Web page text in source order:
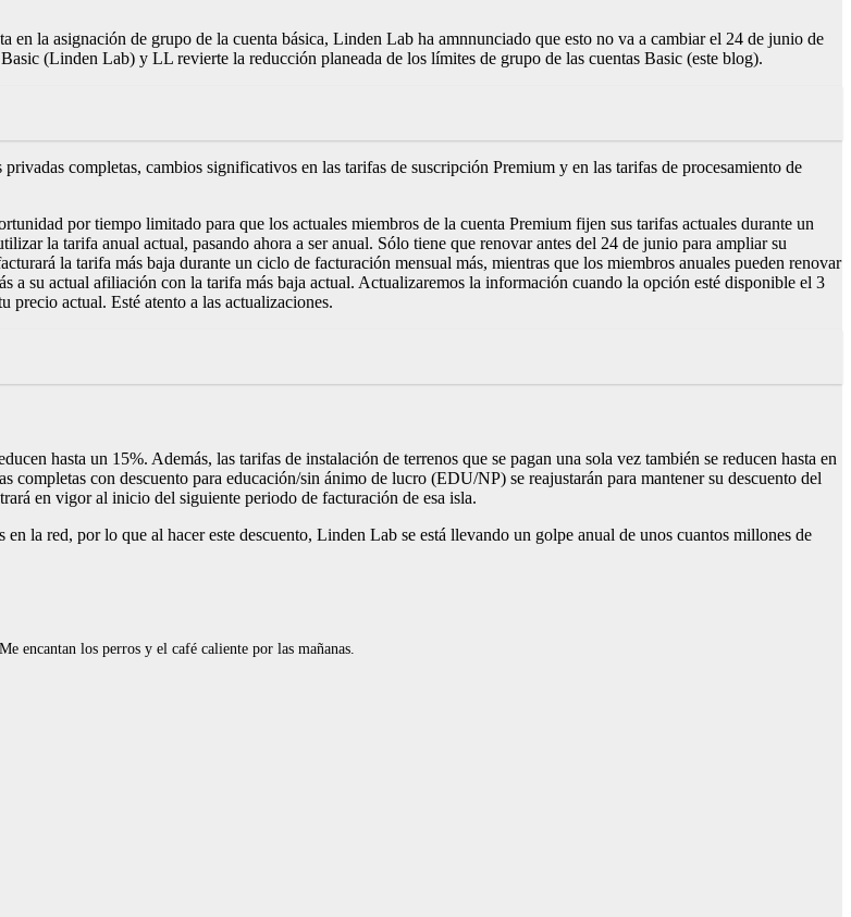
la asignación de grupo de la cuenta básica, Linden Lab ha amnnunciado que esto no va a cambiar el 24 de junio de
(Linden Lab) y LL revierte la reducción planeada de los límites de grupo de las cuentas Basic (este blog).
completas, cambios significativos en las tarifas de suscripción Premium y en las tarifas de procesamiento de
por tiempo limitado para que los actuales miembros de la cuenta Premium fijen sus tarifas actuales durante un
la tarifa anual actual, pasando ahora a ser anual. Sólo tiene que renovar antes del 24 de junio para ampliar su
la tarifa más baja durante un ciclo de facturación mensual más, mientras que los miembros anuales pueden renovar
a su actual afiliación con la tarifa más baja actual. Actualizaremos la información cuando la opción esté disponible el 3
precio actual. Esté atento a las actualizaciones.
hasta un 15%. Además, las tarifas de instalación de terrenos que se pagan una sola vez también se reducen hasta en
con descuento para educación/sin ánimo de lucro (EDU/NP) se reajustarán para mantener su descuento del
en vigor al inicio del siguiente periodo de facturación de esa isla.
la red, por lo que al hacer este descuento, Linden Lab se está llevando un golpe anual de unos cuantos millones de
encantan los perros y el café caliente por las mañanas.